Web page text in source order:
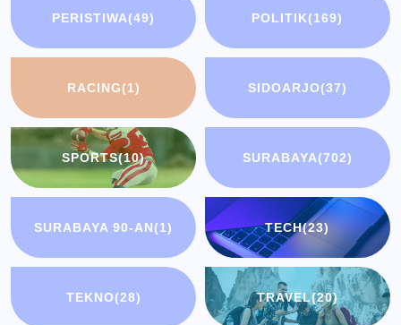
PERISTIWA(49) POLITIK(169)
RACING(1) SIDOARJO(37)
SPORTS(10) SURABAYA(702)
SURABAYA 90-AN(1) TECH(23)
TEKNO(28) TRAVEL(20)